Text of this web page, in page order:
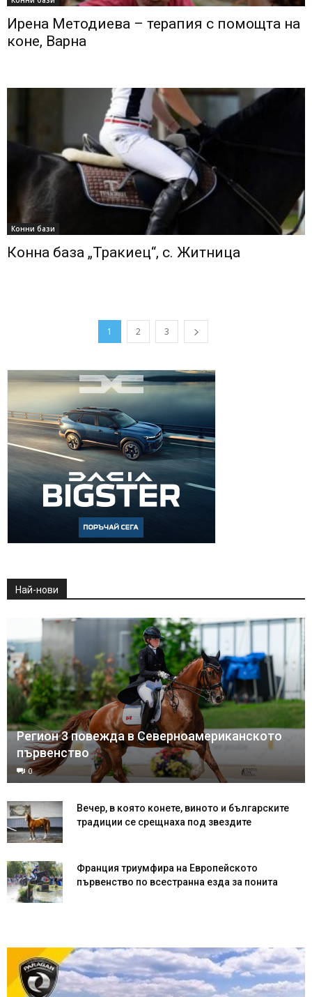
Ирена Методиева – терапия с помощта на
коне, Варна
Конни бази
Конна база „Тракиец“, с. Житница
1 2 3
Най-нови
Регион 3 повежда в Северноамериканското
първенство
0
Вечер, в която конете, виното и българските
традиции се срещнаха под звездите
Франция триумфира на Европейското
първенство по всестранна езда за понита